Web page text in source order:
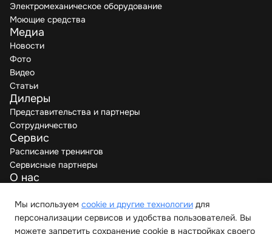
Электромеханическое оборудование
Моющие средства
Медиа
Новости
Фото
Видео
Статьи
Дилеры
Представительства и партнеры
Сотрудничество
Сервис
Расписание тренингов
Сервисные партнеры
О нас
Вакансии
Контакты
Мы используем cookie и другие технологии для
персонализации сервисов и удобства пользователей. Вы
можете запретить сохранение cookie в настройках своего